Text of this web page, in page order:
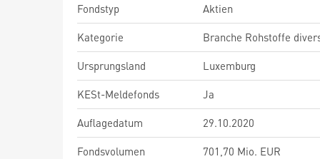
Fondstyp
Aktien
Kategorie
Branche Rohstoffe
Ursprungsland
Luxemburg
KESt-Meldefonds
Ja
Auflagedatum
29.10.2020
Fondsvolumen
701,70 Mio. EUR